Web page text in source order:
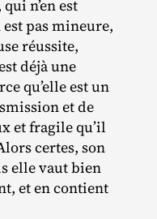
n’en est
est pas mineure,
réussite,
déjà une
qu’elle est un
et de
et fragile qu’il
certes, son
elle vaut bien
et en contient